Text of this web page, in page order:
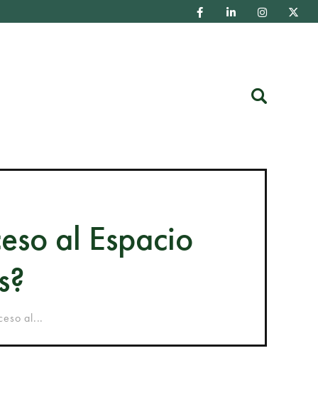
al Espacio
al...